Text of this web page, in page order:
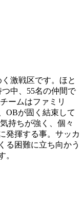
激戦区です。ほと
中、55名の仲間で
ームはファミリ
OBが固く結束して
持ちが強く、個々
発揮する事。サッカ
る困難に立ち向かう
。